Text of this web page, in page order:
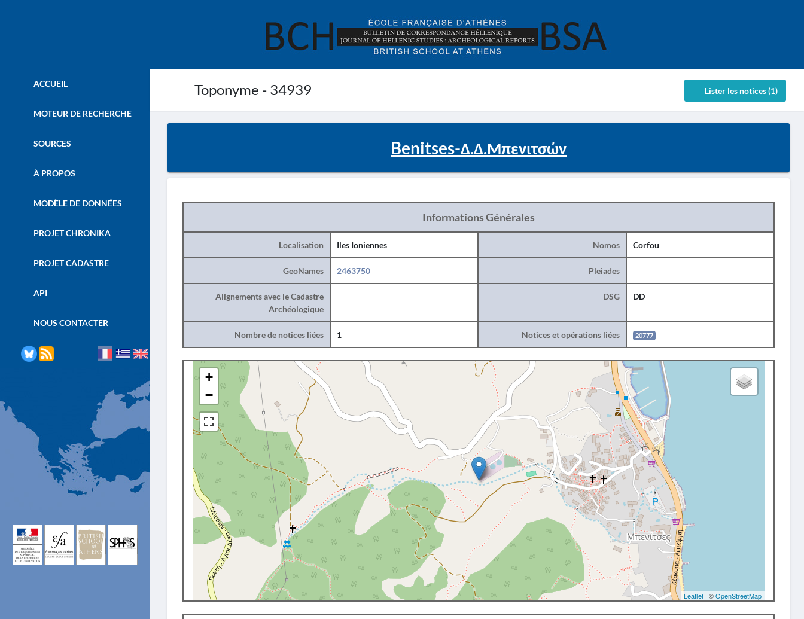
Toponyme - 34939 Lister les notices (1)
ACCUEIL
MOTEUR DE RECHERCHE
SOURCES
À PROPOS
MODÈLE DE DONNÉES
PROJET CHRONIKA
PROJET CADASTRE
API
NOUS CONTACTER
Benitses-Δ.Δ.Μπενιτσών
Informations Générales
Localisation Iles Ioniennes Nomos Corfou
GeoNames 2463750 Pleiades
Alignements avec le Cadastre
Archéologique
DSG DD
Nombre de notices liées 1 Notices et opérations liées 20777
+
−
Leaflet | ©OpenStreetMap